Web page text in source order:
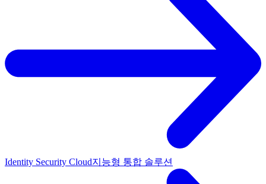
Identity Security Cloud지능형 통합 솔루션